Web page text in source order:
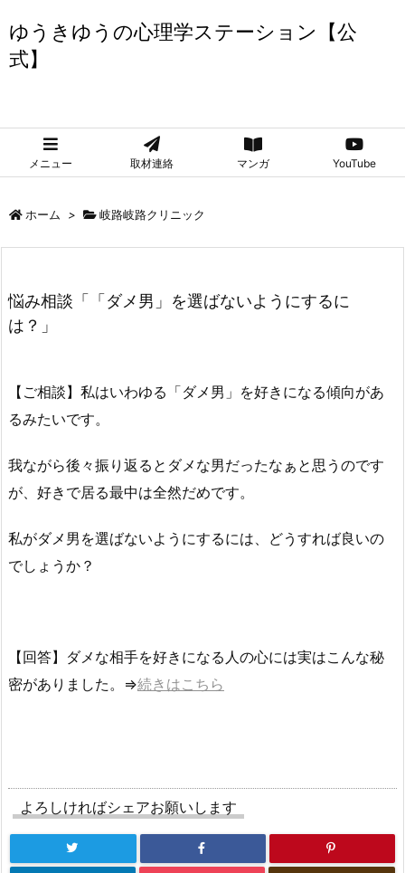
ゆうきゆうの心理学ステーション【公
式】
メニュー 取材連絡 マンガ YouTube
ホーム > 岐路岐路クリニック
悩み相談「「ダメ男」を選ばないようにするに
は？」
【ご相談】私はいわゆる「ダメ男」を好きになる傾向があ
るみたいです。
我ながら後々振り返るとダメな男だったなぁと思うのです
が、好きで居る最中は全然だめです。
私がダメ男を選ばないようにするには、どうすれば良いの
でしょうか？
【回答】ダメな相手を好きになる人の心には実はこんな秘
密がありました。⇒続きはこちら
よろしければシェアお願いします